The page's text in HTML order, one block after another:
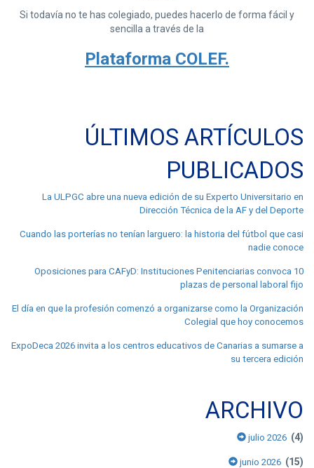
Si todavía no te has colegiado, puedes hacerlo de forma fácil y
sencilla a través de la
Plataforma COLEF.
ÚLTIMOS ARTÍCULOS
PUBLICADOS
La ULPGC abre una nueva edición de su Experto Universitario en
Dirección Técnica de la AF y del Deporte
Cuando las porterías no tenían larguero: la historia del fútbol que casi
nadie conoce
Oposiciones para CAFyD: Instituciones Penitenciarias convoca 10
plazas de personal laboral fijo
El día en que la profesión comenzó a organizarse como la Organización
Colegial que hoy conocemos
ExpoDeca 2026 invita a los centros educativos de Canarias a sumarse a
su tercera edición
ARCHIVO
julio 2026 (4)
junio 2026 (15)